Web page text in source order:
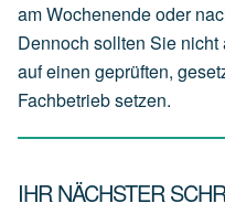
am Wochenende oder
Dennoch sollten Sie
auf einen geprüften,
Fachbetrieb setzen.
IHR NÄCHSTER